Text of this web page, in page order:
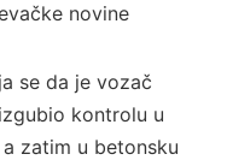
se da je vozač
kontrolu u
zatim u betonsku